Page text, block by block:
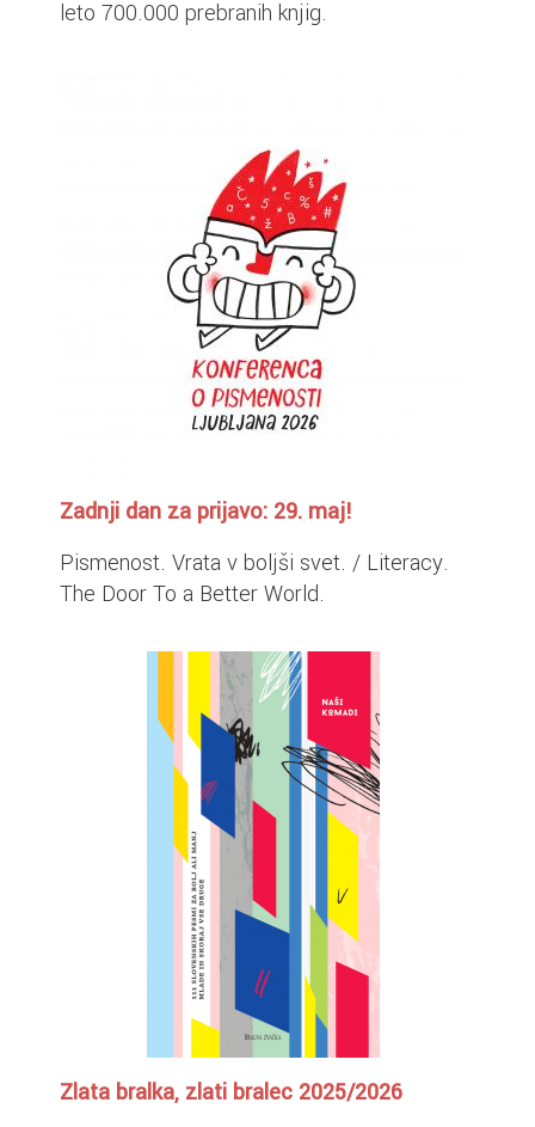
leto 700.000 prebranih knjig.
Zadnji dan za prijavo: 29. maj!
Pismenost. Vrata v boljši svet. / Literacy.
The Door To a Better World.
Zlata bralka, zlati bralec 2025/2026